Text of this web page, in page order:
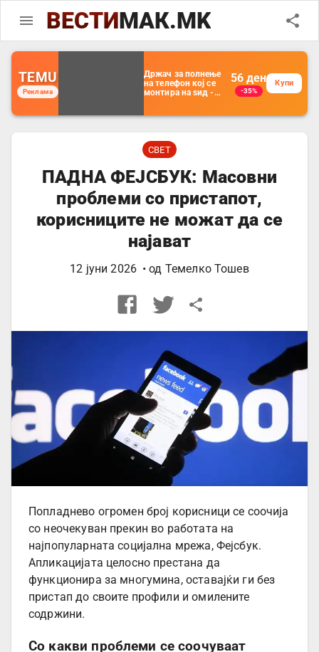
ВЕСТИМАК.MK
TEMU
Реклама
Држач за полнење
на телефон кој се
монтира на ѕид -
организатор за
далечински
управувач
56 ден
-35%
Купи
СВЕТ
ПАДНА ФЕЈСБУК: Масовни
проблеми со пристапот,
корисниците не можат да се
најават
12 јуни 2026 • од Темелко Тошев
Попладнево огромен број корисници се соочија
со неочекуван прекин во работата на
најпопуларната социјална мрежа, Фејсбук.
Апликацијата целосно престана да
функционира за многумина, оставајќи ги без
пристап до своите профили и омилените
содржини.
Со какви проблеми се соочуваат